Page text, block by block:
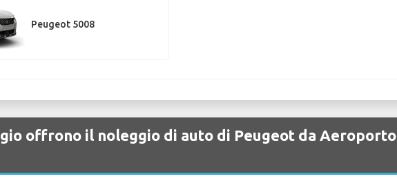
Peugeot 5008
offrono il noleggio di auto di Peugeot da Aeroporto